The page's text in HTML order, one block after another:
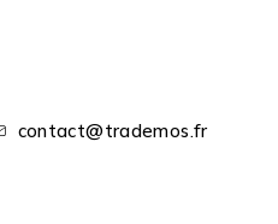
contact@trademos.fr